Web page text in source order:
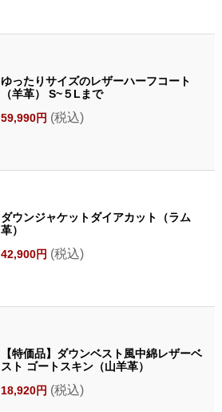
ゆったりサイズのレザーハーフコート
（羊革） S~５Lまで
59,990円 (税込)
ダウンジャケットダイアカット（ラム
革）
42,900円 (税込)
【特価品】ダウンベスト風中綿レザーベ
スト ゴートスキン（山羊革）
18,920円 (税込)